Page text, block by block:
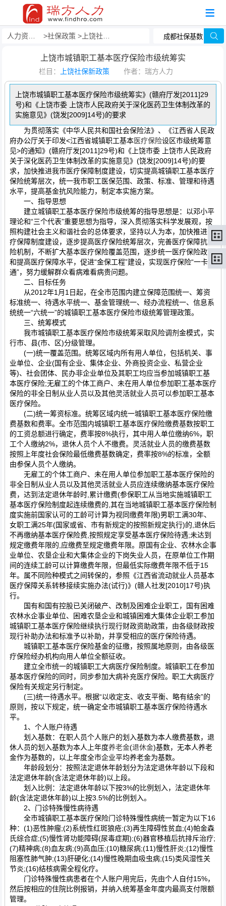
社保政策 上饶社保新政策
上饶市城镇职工基本医疗保险市级统筹实
栏目： 上饶社保新政策 作者：瑞方人力
上饶市城镇职工基本医疗保险市级统筹实》(赣府厅发[2011]29
号)和《上饶市委 上饶市人民政府关于深化医药卫生体制改革的
实施意见》(饶发[2009]14号)的要求
为贯彻落实《中华人民共和国社会保险法》、《江西省人民政
府办公厅关于印发<江西省城镇职工基本医疗保险设区市级统筹意
见>的通知》(赣府厅发[2011]29号)和《上饶市委 上饶市人民政府
关于深化医药卫生体制改革的实施意见》(饶发[2009]14号)的要
求，加快推进我市医疗保障制度建设，切实提高城镇职工基本医疗
保险统筹层次，统一我市职工医保范围、政策、标准、管理和待遇
水平，提高基金抗风险能力，制定本实施方案。
一、指导思想
建立城镇职工基本医疗保险市级统筹的指导思想是：以邓小平
理论和“三个代表”重要思想为指导，深入贯彻落实科学发展观，按
照构建社会主义和谐社会的总体要求，坚持以人为本，加快推进医
疗保障制度建设，逐步提高医疗保险统筹层次，完善医疗保障抗风
险机制，不断扩大基本医疗保险覆盖范围，逐步统一医疗保险政策
和提高医疗保障水平，促进“金保工程”建设，实现医疗保险“一卡
通”，努力缓解群众看病难看病贵问题。
二、目标任务
从2012年1月1日起，在全市范围内建立保障范围统一、筹资
标准统一、待遇水平统一、基金管理统一、经办流程统一、信息系
统统一“六统一”的城镇职工基本医疗保险市级统筹管理政策。
三、统筹模式
我市城镇职工基本医疗保险市级统筹采取风险调剂金模式，实
行市、县(市、区)分级管理。
(一)统一覆盖范围。统筹区域内所有用人单位，包括机关、事
业单位、企业(国有企业、集体企业、外商投资企业、私营企业
等)、社会团体、民办非企业单位及其职工均应当参加城镇职工基
本医疗保险;无雇工的个体工商户、未在用人单位参加职工基本医疗
保险的非全日制从业人员以及其他灵活就业人员可以参加职工基本
医疗保险。
(二)统一筹资标准。统筹区域内统一城镇职工基本医疗保险缴
费基数和费率。全市范围内城镇职工基本医疗保险缴费基数按职工
的工资总额进行确定，费率按8%执行，其中用人单位缴纳6%，职
工个人缴纳2%，退休人员个人不缴费。灵活就业人员的缴费基数
按照上年度社会保险最低缴费基数确定，费率按8%的标准，全额
由参保人员个人缴纳。
无雇工的个体工商户、未在用人单位参加职工基本医疗保险的
非全日制从业人员以及其他灵活就业人员应连续缴纳基本医疗保险
费，达到法定退休年龄时,累计缴费(参保职工从当地实施城镇职工
基本医疗保险制度起连续缴费的,其在当地城镇职工基本医疗保险制
度实施前国家认可的工龄可计算为视同缴费年限)男职工满30年、
女职工满25年(国家或省、市有新规定的按照新规定执行)的,退休后
不再缴纳基本医疗保险费,按照规定享受基本医疗保险待遇;未达到
规定缴费年限的,应缴费至规定缴费年限。原国有企业、农林水企事
业单位、农垦企业和大集体企业的下岗失业人员，在原单位工作期
间的连续工龄可以计算缴费年限，但最低实际缴费年限不低于15
年。属不同险种模式之间转保的，参照《江西省流动就业人员基本
医疗保障关系转移接续实施办法(试行)》(赣人社发[2010]17号)执
行。
国有和国有控股已关闭破产、改制及困难企业职工，国有困难
农林水企事业单位、困难农垦企业和城镇困难大集体企业职工参加
城镇职工基本医疗保险继续执行现行财政资助政策，由各级财政按
现行补助办法和标准予以补助，并享受相应的医疗保险待遇。
城镇职工基本医疗保险基金的征缴，按照属地原则，由各级医
疗保险经办机构向用人单位全额征收。
建立全市统一的城镇职工大病医疗保险制度。城镇职工在参加
基本医疗保险的同时，同步参加大病补充医疗保险。职工大病医疗
保险有关规定另行制定。
(三)统一待遇水平。根据“以收定支、收支平衡、略有结余”的
原则，按以下规定，统一确定全市城镇职工基本医疗保险待遇水
平。
1、个人账户待遇
划入基数：在职人员个人账户的划入基数为本人缴费基数，退
休人员的划入基数为本人上年度养老金(退休金)基数，无本人养老
金作为基数的，以上年度全市企业平均养老金为基数。
年龄段划分：按照法定退休年龄划分为法定退休年龄以下段和
法定退休年龄(含法定退休年龄)以上段。
划入比例：法定退休年龄以下按3%的比例划入，法定退休年
龄(含法定退休年龄)以上按3.5%的比例划入。
2、门诊特殊慢性病待遇
全市城镇职工基本医疗保险门诊特殊慢性病统一暂定为以下16
种：(1)恶性肿瘤;(2)系统性红斑狼疮;(3)再生障碍性贫血;(4)帕金森
氏综合症;(5)慢性肾功能障碍(尿毒症期);(6)器官移植后抗排斥治疗;
(7)精神病;(8)血友病;(9)高血压;(10)糖尿病;(11)慢性肝炎;(12)慢性
阻塞性肺气肿;(13)肝硬化;(14)慢性晚期血吸虫病;(15)类风湿性关
节炎;(16)结核病需全程化疗。
门诊特殊慢性病患者在个人账户用完后，先由个人自付15%，
然后按相应的住院比例报销，并纳入统筹基金年度内最高支付限额
管理。